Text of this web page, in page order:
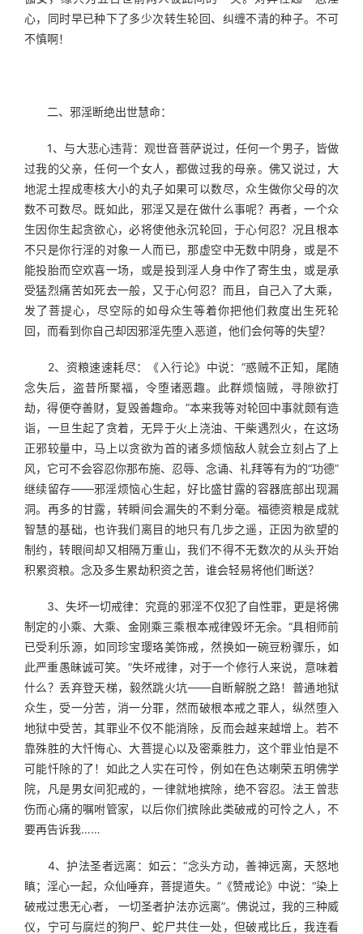
心，同时早已种下了多少次转生轮回、纠缠不清的种子。不可
不慎啊！
二、邪淫断绝出世慧命：
1、与大悲心违背：观世音菩萨说过，任何一个男子，皆做
过我的父亲，任何一个女人，都做过我的母亲。佛又说过，大
地泥土捏成枣核大小的丸子如果可以数尽，众生做你父母的次
数不可数尽。既如此，邪淫又是在做什么事呢？再者，一个众
生因你生起贪欲心，必将使他永沉轮回，于心何忍？况且根本
不只是你行淫的对象一人而已，那虚空中无数中阴身，或是不
能投胎而空欢喜一场，或是投到淫人身中作了寄生虫，或是承
受猛烈痛苦如死去一般，又于心何忍？而且，自己入了大乘，
发了菩提心，尽空际的如母众生等着你把他们救度出生死轮
回，而看到你自己却因邪淫先堕入恶道，他们会何等的失望？
2、资粮速速耗尽：《入行论》中说：“惑贼不正知，尾随
念失后，盗昔所聚福，令堕诸恶趣。此群烦恼贼，寻隙欲打
劫，得便夺善财，复毁善趣命。”本来我等对轮回中事就颇有造
诣，一旦生起了贪着，无异于火上浇油、干柴遇烈火，在这场
正邪较量中，马上以贪欲为首的诸多烦恼敌人就会立刻占了上
风，它可不会容忍你那布施、忍辱、念诵、礼拜等有为的“功德”
继续留存——邪淫烦恼心生起，好比盛甘露的容器底部出现漏
洞。再多的甘露，转瞬间会漏失的不剩分毫。福德资粮是成就
智慧的基础，也许我们离目的地只有几步之遥，正因为欲望的
制约，转眼间却又相隔万重山，我们不得不无数次的从头开始
积累资粮。念及多生累劫积资之苦，谁会轻易将他们断送？
3、失坏一切戒律：究竟的邪淫不仅犯了自性罪，更是将佛
制定的小乘、大乘、金刚乘三乘根本戒律毁坏无余。“具相师前
已受利乐源，如同珍宝璎珞美饰戒，然换如一碗豆粉骤乐，如
此严重愚昧诚可笑。”失坏戒律，对于一个修行人来说，意味着
什么？丢弃登天梯，毅然跳火坑——自断解脱之路！普通地狱
众生，受一分苦，消一分罪，然而破根本戒之罪人，纵然堕入
地狱中受苦，其罪业不仅不能消除，反而会越来越增上。若不
靠殊胜的大忏悔心、大菩提心以及密乘胜力，这个罪业怕是不
可能忏除的了！如此之人实在可怜，例如在色达喇荣五明佛学
院，凡是男女间犯戒的，一律就地摈除，绝不容忍。法王曾悲
伤而心痛的嘱咐管家，以后你们摈除此类破戒的可怜之人，不
要再告诉我……
4、护法圣者远离：如云：“念头方动，善神远离，天怒地
瞋；淫心一起，众仙唾弃，菩提道失。”《赞戒论》中说：“染上
破戒过患无心者， 一切圣者护法亦远离”。佛说过，我的三种威
仪，宁可与腐烂的狗尸、蛇尸共住一处，但破戒比丘，我连看